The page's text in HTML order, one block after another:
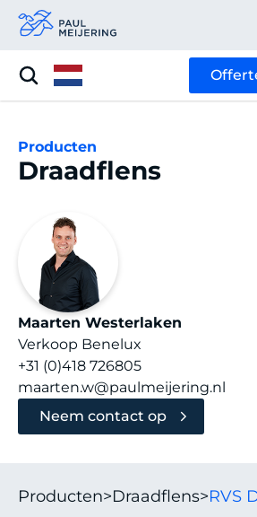
Producten
Draadflens
Maarten Westerlaken
Verkoop Benelux
+31 (0)418 726805
maarten.w@paulmeijering.nl
Neem contact op
Producten>Draadflens>RVS